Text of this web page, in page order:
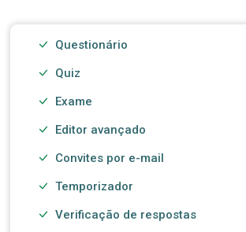
Questionário
Quiz
Exame
Editor avançado
Convites por e-mail
Temporizador
Verificação de respostas